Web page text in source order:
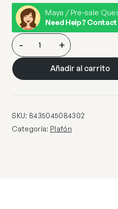
Maya / Pre-sale
Need Help?
PLAFON
3L
BALA
BLANCO
40W
GU-
- +
Añadir al carrito
SKU: 8435045084302
Categoría: Plafón